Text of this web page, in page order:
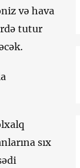
və hava
tutur
sıx